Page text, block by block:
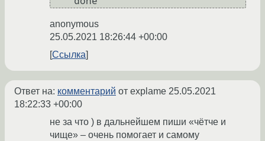
anonymous
25.05.2021 18:26:44 +00:00
Ссылка
Ответ на: комментарий от explame 25.05.2021
18:22:33 +00:00
не за что ) в дальнейшем пиши «чётче и
чище» – очень помогает и самому